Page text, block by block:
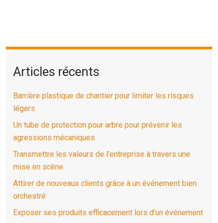
Articles récents
Barrière plastique de chantier pour limiter les risques
légers
Un tube de protection pour arbre pour prévenir les
agressions mécaniques
Transmettre les valeurs de l’entreprise à travers une
mise en scène
Attirer de nouveaux clients grâce à un événement bien
orchestré
Exposer ses produits efficacement lors d’un événement